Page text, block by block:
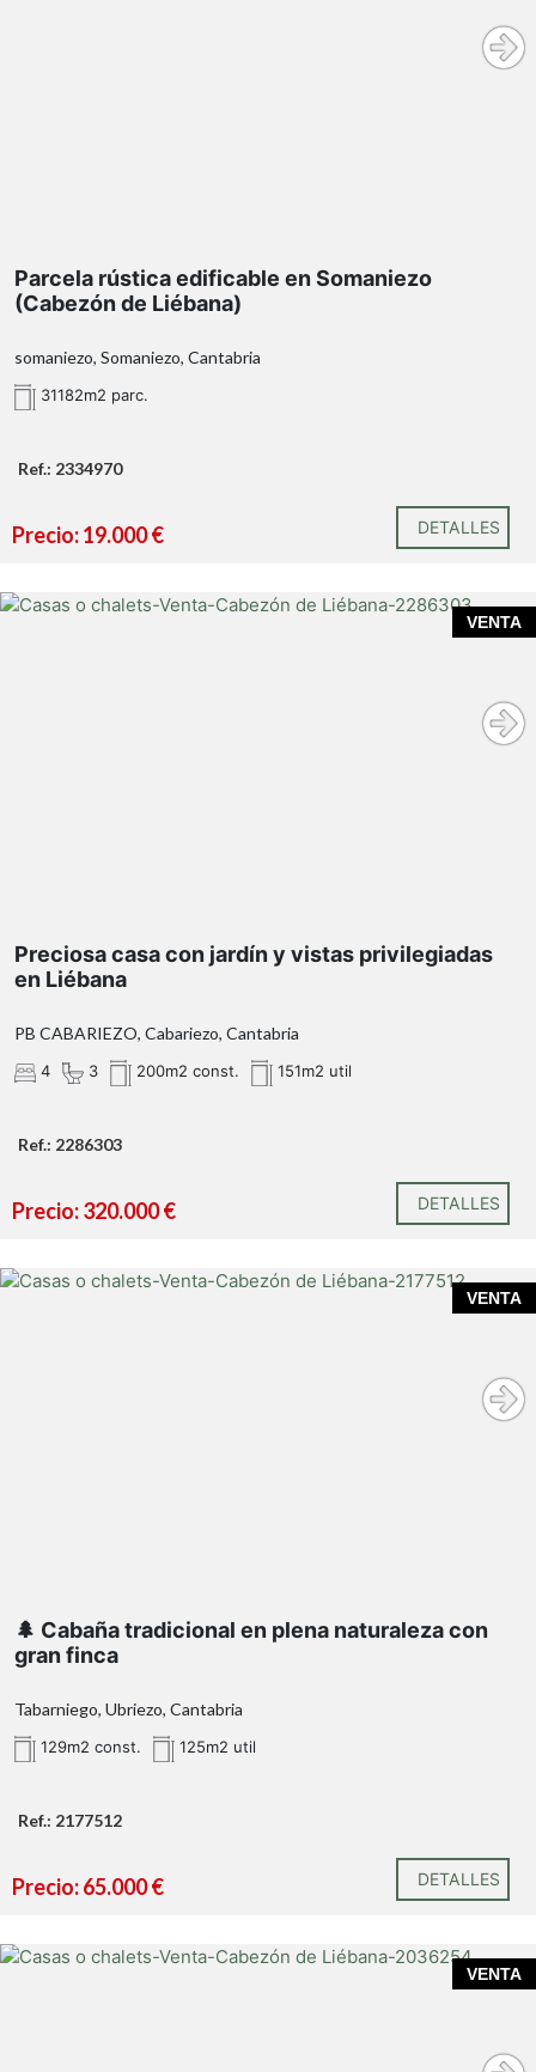
Parcela rústica edificable en Somaniezo
(Cabezón de Liébana)
somaniezo, Somaniezo, Cantabria
31182m2 parc.
Ref.: 2334970
Precio: 19.000 € DETALLES
VENTA
Preciosa casa con jardín y vistas privilegiadas
Preciosa casa con jardín y vistas privilegiadas
en Liébana
PB CABARIEZO, Cabariezo, Cantabria
4 3 200m2 const. 151m2 util
Ref.: 2286303
Precio: 320.000 € DETALLES
VENTA
🌲 Cabaña tradicional en plena naturaleza con
gran finca
Tabarniego, Ubriezo, Cantabria
129m2 const. 125m2 util
Ref.: 2177512
Precio: 65.000 € DETALLES
VENTA